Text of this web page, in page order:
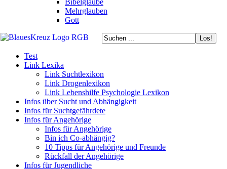
Mehrglauben
Gott
Test
Link Lexika
Link Suchtlexikon
Link Drogenlexikon
Link Lebenshilfe Psychologie Lexikon
Infos über Sucht und Abhängigkeit
Infos für Suchtgefährdete
Infos für Angehörige
Infos für Angehörige
Bin ich Co-abhängig?
10 Tipps für Angehörige und Freunde
Rückfall der Angehörige
Infos für Jugendliche